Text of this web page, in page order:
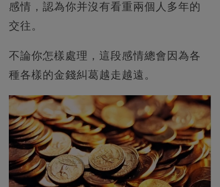
感情，認為你并沒有看重兩個人多年的
交往。
不論你怎樣處理，這段感情總會因為各
種各樣的金錢糾葛越走越遠。